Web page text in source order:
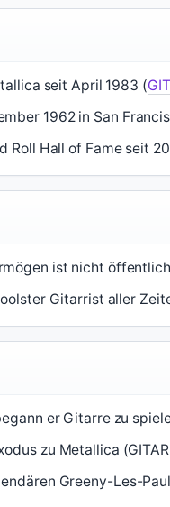
seit April 1983 (
1962 in San
Roll Hall of Fame seit
ist nicht
Gitarrist aller
er Gitarre zu
zu Metallica
Greeny-Les-